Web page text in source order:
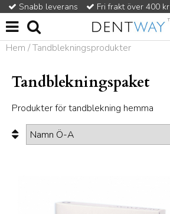
Snabb leverans Fri frakt över 400 kr
Hem /Tandblekningsprodukter
Tandblekningspaket
Produkter förtandblekning hemma